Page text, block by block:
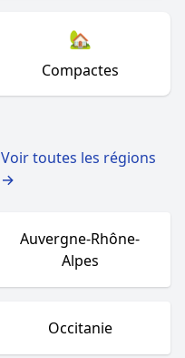
🏡
Compactes
Voir toutes les régions
→
Auvergne-Rhône-
Alpes
Occitanie